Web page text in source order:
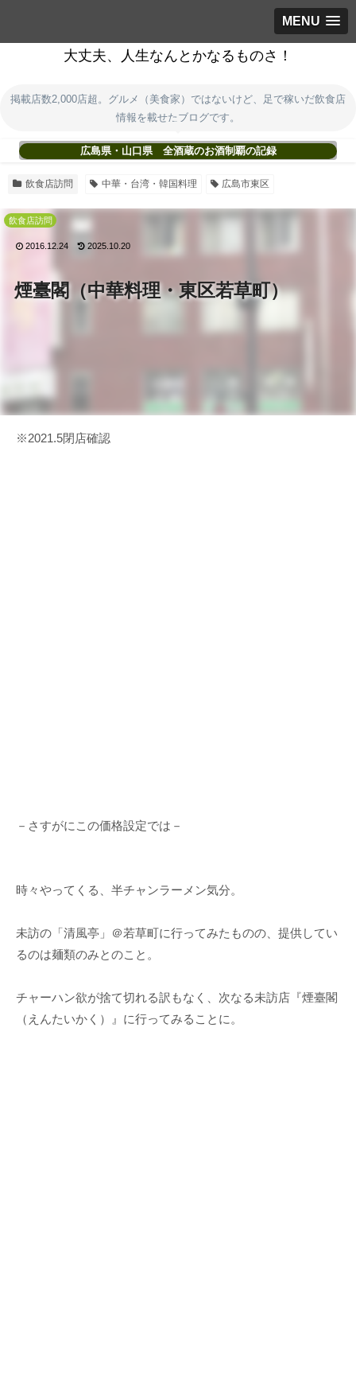
MENU
大丈夫、人生なんとかなるものさ！
掲載店数2,000店超。グルメ（美食家）ではないけど、足で稼いだ飲食店
情報を載せたブログです。
広島県・山口県 全酒蔵のお酒制覇の記録
飲食店訪問 中華・台湾・韓国料理 広島市東区
煙臺閣（中華料理・東区若草町）
飲食店訪問
2016.12.24 2025.10.20
※2021.5閉店確認
－さすがにこの価格設定では－
時々やってくる、半チャンラーメン気分。
未訪の「清風亭」＠若草町に行ってみたものの、提供してい
るのは麺類のみとのこと。
チャーハン欲が捨て切れる訳もなく、次なる未訪店『煙臺閣
（えんたいかく）』に行ってみることに。